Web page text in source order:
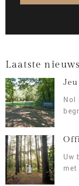
Laatste
Nol
Uw